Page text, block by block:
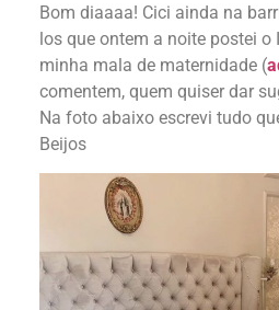
Bom diaaaa! Cici ainda na
los que ontem a noite postei o
minha mala de maternidade (
comentem, quem quiser dar
Na foto abaixo escrevi tudo
Beijos